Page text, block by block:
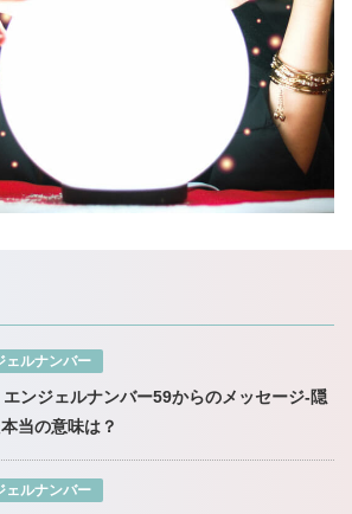
ェルナンバー
エンジェルナンバー59からのメッセージ-隠
当の意味は？
ェルナンバー